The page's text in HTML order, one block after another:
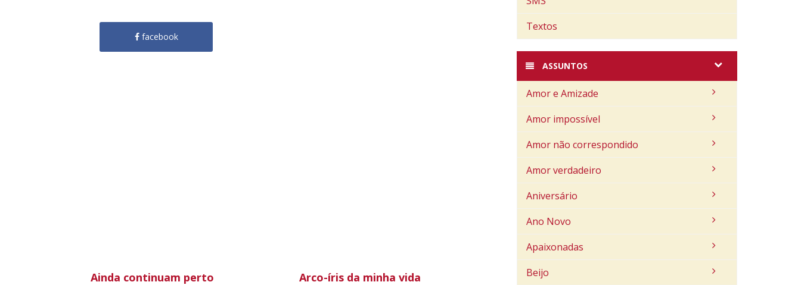
facebook
Ainda continuam perto Arco-íris da minha vida
Textos
ASSUNTOS
Amor e Amizade
Amor impossível
Amor não correspondido
Amor verdadeiro
Aniversário
Ano Novo
Apaixonadas
Beijo